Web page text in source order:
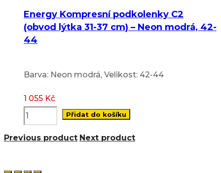
Energy Kompresní podkolenky C2
(obvod lýtka 31-37 cm) – Neon modrá, 42-
44
Barva: Neon modrá, Velikost: 42-44
1 055 Kč
Přidat do košíku
Previous product Next product